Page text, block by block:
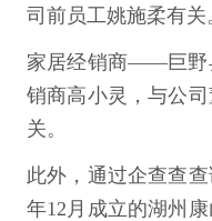
司前员工姚施柔有关
家居经销商——巨野
销商高小灵，与公
关。
此外，通过企查查
年12月成立的湖州